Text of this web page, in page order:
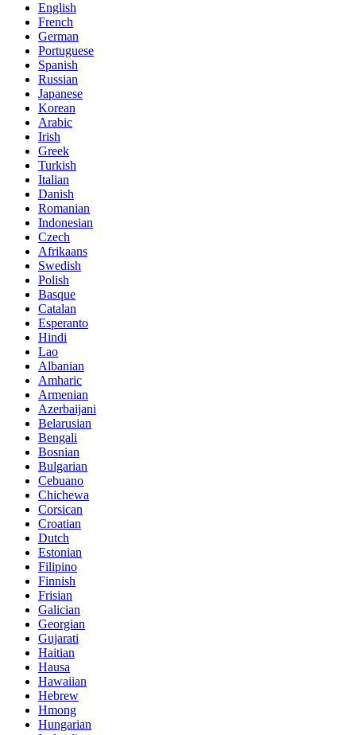
English
French
German
Portuguese
Spanish
Russian
Japanese
Korean
Arabic
Irish
Greek
Turkish
Italian
Danish
Romanian
Indonesian
Czech
Afrikaans
Swedish
Polish
Basque
Catalan
Esperanto
Hindi
Lao
Albanian
Amharic
Armenian
Azerbaijani
Belarusian
Bengali
Bosnian
Bulgarian
Cebuano
Chichewa
Corsican
Croatian
Dutch
Estonian
Filipino
Finnish
Frisian
Galician
Georgian
Gujarati
Haitian
Hausa
Hawaiian
Hebrew
Hmong
Hungarian